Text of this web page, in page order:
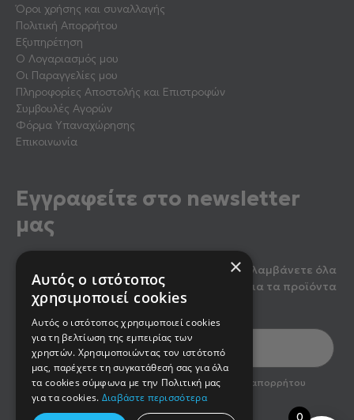
Όροι χρήσης και συναλλαγής
Πολιτική Απορρήτου
Εξυπηρέτηση
Ο Λογαριασμός μου
Οι Παραγγελίες μου
Πληροφορίες Αποστολής και Επιστροφών
Συμβουλές Αγορών
Φόρμα Υπαναχώρησης
Επικοινωνία
Εγγραφείτε στο newsletter
μας
Κάντε εγγραφή στο newsletter μας για να λαμβάνετε όλα
τα τελευταία νέα, καθώς και προσφορές για τα προϊόντα
μας.
optin2Έχω διαβάσει και αποδέχομαι την πολιτική απορρήτου
του newsletter
0
×
Αυτός ο ιστότοπος
χρησιμοποιεί cookies
Αυτός ο ιστότοπος χρησιμοποιεί cookies
για τη βελτίωση της εμπειρίας των
χρηστών. Χρησιμοποιώντας τον ιστότοπό
μας, παρέχετε τη συγκατάθεσή σας για όλα
τα cookies σύμφωνα με την Πολιτική μας
για τα cookies. Διαβάστε περισσότερα